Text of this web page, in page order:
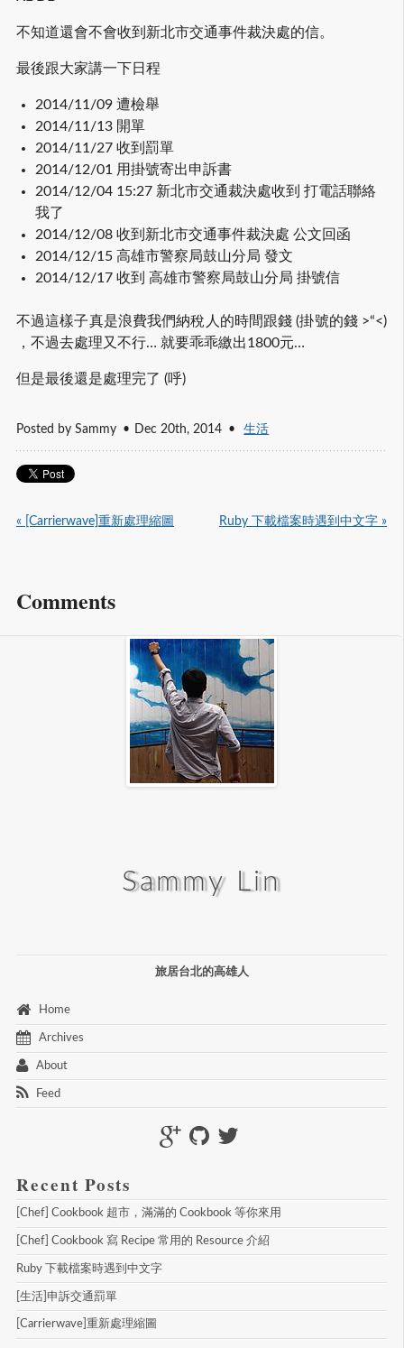
不知道還會不會收到新北市交通事件裁決處的信。
最後跟大家講一下日程
2014/11/09 遭檢舉
2014/11/13 開單
2014/11/27 收到罰單
2014/12/01 用掛號寄出申訴書
2014/12/04 15:27 新北市交通裁決處收到 打電話聯絡
我了
2014/12/08 收到新北市交通事件裁決處 公文回函
2014/12/15 高雄市警察局鼓山分局 發文
2014/12/17 收到 高雄市警察局鼓山分局 掛號信
不過這樣子真是浪費我們納稅人的時間跟錢 (掛號的錢 >“<)
，不過去處理又不行… 就要乖乖繳出1800元…
但是最後還是處理完了 (呼)
Posted by Sammy Dec 20th, 2014 生活
« [Carrierwave]重新處理縮圖 Ruby 下載檔案時遇到中文字 »
Comments
Sammy Lin
旅居台北的高雄人
Home
Archives
About
Feed
Recent Posts
[Chef] Cookbook 超市，滿滿的 Cookbook 等你來用
[Chef] Cookbook 寫 Recipe 常用的 Resource 介紹
Ruby 下載檔案時遇到中文字
[生活]申訴交通罰單
[Carrierwave]重新處理縮圖